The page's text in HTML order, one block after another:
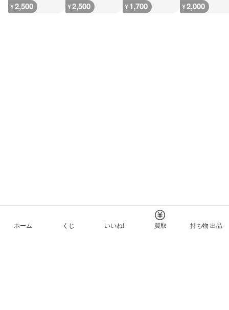
¥2,500 ¥2,500 ¥1,700 ¥2,000
ホーム くじ いいね! 買取 持ち物 出品